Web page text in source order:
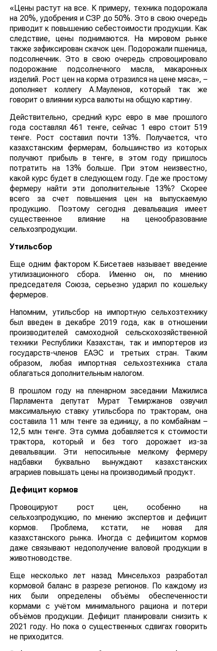
«Цены растут на все. К примеру, техника подорожала
на 20%, удобрения и СЗР до 50%. Это в свою очередь
приводит к повышению себестоимости продукции. Как
следствие, цены поднимаются. На мировом рынке
также зафиксирован скачок цен. Подорожали пшеница,
подсолнечник. Это в свою очередь спровоцировало
подорожание подсолнечного масла, макаронных
изделий. Рост цен на корма отразился на цене мяса», –
дополняет коллегу А.Мауленов, который так же
говорит о влиянии курса валюты на общую картину.
Действительно, средний курс евро в мае прошлого
года составлял 461 тенге, сейчас 1 евро стоит 519
тенге. Рост составил почти 13%. Получается, что
казахстанским фермерам, большинство из которых
получают прибыль в тенге, в этом году пришлось
потратить на 13% больше. При этом неизвестно,
какой курс будет в следующем году. Где же простому
фермеру найти эти дополнительные 13%? Скорее
всего за счет повышения цен на выпускаемую
продукцию. Поэтому сегодня девальвация имеет
существенное влияние на ценообразование
сельхозпродукции.
Утильсбор
Еще одним фактором К.Бисетаев называет введение
утилизационного сбора. Именно он, по мнению
председателя Союза, серьезно ударил по кошельку
фермеров.
Напомним, утильсбор на импортную сельхозтехнику
был введен в декабре 2019 года, как в отношении
производителей самоходной сельскохозяйственной
техники Республики Казахстан, так и импортеров из
государств-членов ЕАЭС и третьих стран. Таким
образом, любая импортная сельхозтехника стала
облагаться дополнительным налогом.
В прошлом году на пленарном заседании Мажилиса
Парламента депутат Мурат Темиржанов озвучил
максимальную ставку утильсбора по тракторам, она
составила 11 млн тенге за единицу, а по комбайнам –
12,5 млн тенге. Эта сумма добавляется к стоимости
трактора, который и без того дорожает из-за
девальвации. Эти непосильные мелкому фермеру
надбавки буквально вынуждают казахстанских
аграриев повышать цены на производимый продукт.
Дефицит кормов
Провоцируют рост цен, особенно на
сельхозпродукцию, по мнению экспертов и дефицит
кормов. Проблема, кстати, не новая для
казахстанского рынка. Иногда с дефицитом кормов
даже связывают недополучение валовой продукции в
животноводстве.
Еще несколько лет назад Минсельхоз разработал
кормовой баланс в разрезе регионов. По каждому из
них были определены объёмы обеспеченности
кормами с учётом минимального рациона и потери
объёмов продукции. Дефицит планировали снизить к
2021 году. Но пока о существенных сдвигах говорить
не приходится.